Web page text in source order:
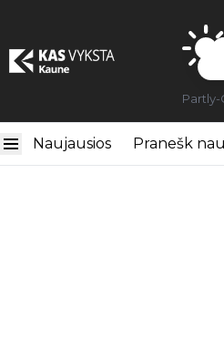
Partly-
Naujausios Pranešk